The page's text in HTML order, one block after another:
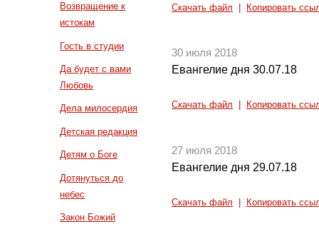
Возвращение к
истокам
Гость в студии
Да будет с вами
Любовь
Дела милосердия
Детская редакция
Детям о Боге
Дотянуться до
небес
Закон Божий
Скачать файл Копировать
30 июля 2018
Евангелие дня 30.07.18
Скачать файл Копировать
27 июля 2018
Евангелие дня 29.07.18
Скачать файл Копировать